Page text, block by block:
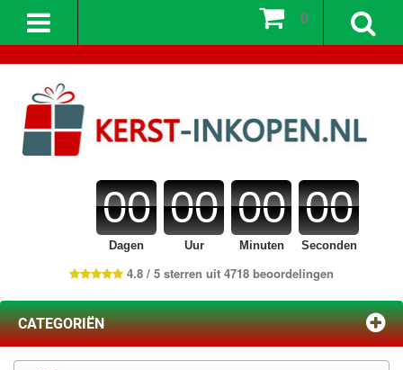
00
Dagen
00
Uur
00
Minuten
00
Seconden
4.8 / 5 sterren uit 4718 beoordelingen
0
CATEGORIËN